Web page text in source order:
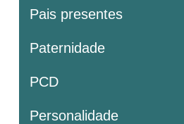
Pais presentes
Paternidade
PCD
Personalidade